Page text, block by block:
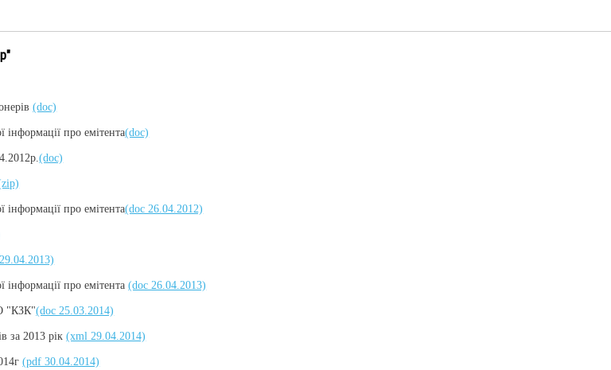
(doc)
про емітента(doc)
(doc)
про емітента(doc 26.04.2012)
інформації про емітента(doc 26.04.2013)
"КЗК"(doc 25.03.2014)
за 2013 рік(xml 29.04.2014)
(pdf 30.04.2014)